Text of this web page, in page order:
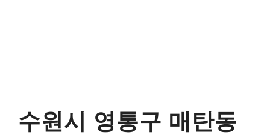
수원시 영통구 매탄동